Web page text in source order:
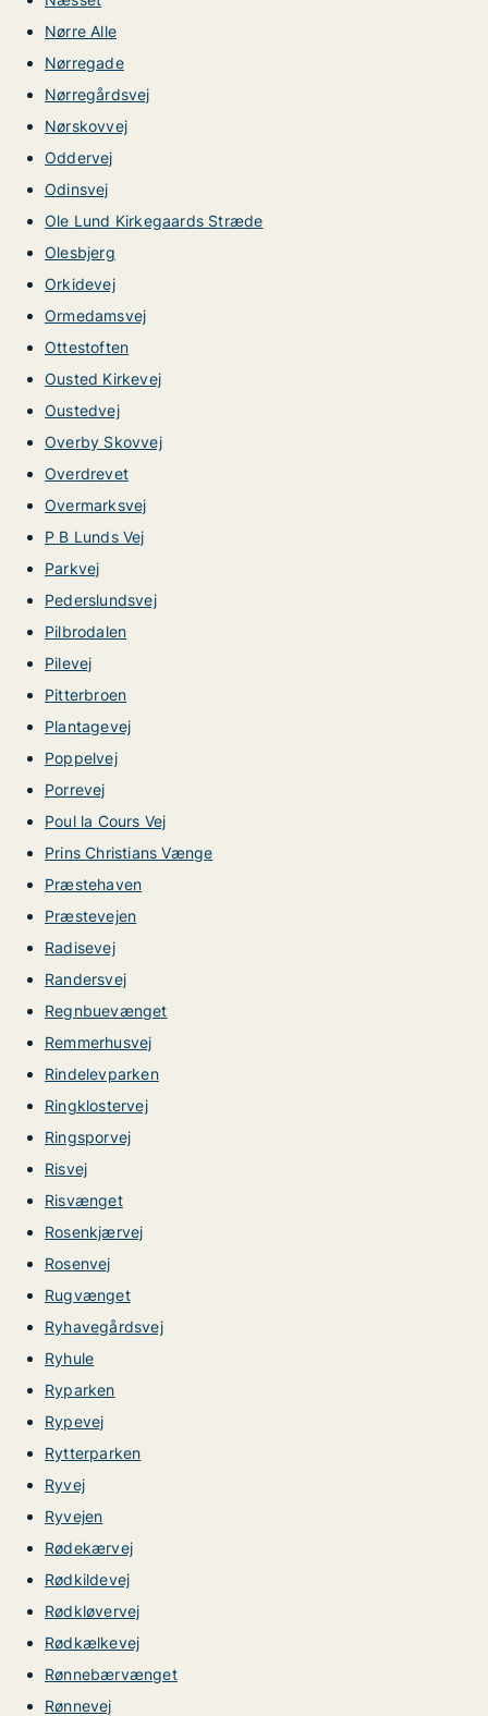
Nørre Alle
Nørregade
Nørregårdsvej
Nørskovvej
Oddervej
Odinsvej
Ole Lund Kirkegaards Stræde
Olesbjerg
Orkidevej
Ormedamsvej
Ottestoften
Ousted Kirkevej
Oustedvej
Overby Skovvej
Overdrevet
Overmarksvej
P B Lunds Vej
Parkvej
Pederslundsvej
Pilbrodalen
Pilevej
Pitterbroen
Plantagevej
Poppelvej
Porrevej
Poul la Cours Vej
Prins Christians Vænge
Præstehaven
Præstevejen
Radisevej
Randersvej
Regnbuevænget
Remmerhusvej
Rindelevparken
Ringklostervej
Ringsporvej
Risvej
Risvænget
Rosenkjærvej
Rosenvej
Rugvænget
Ryhavegårdsvej
Ryhule
Ryparken
Rypevej
Rytterparken
Ryvej
Ryvejen
Rødekærvej
Rødkildevej
Rødkløvervej
Rødkælkevej
Rønnebærvænget
Rønnevej